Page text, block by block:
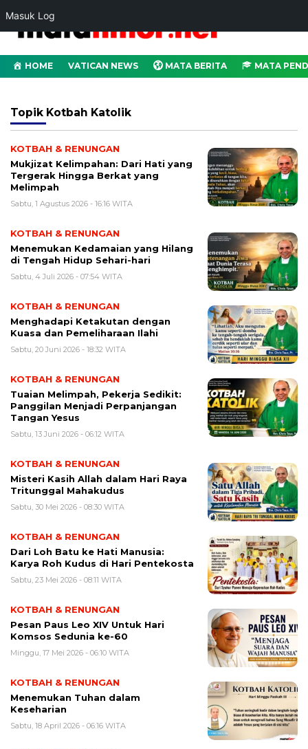
Masuk Log
HOME VATICAN NEWS MATA BERITA MATA
Topik Kotbah Katolik
KOTBAH & RENUNGAN
Mukjizat Kelimpahan: Dari Hati yang
Tergerak Hingga Berkat yang
Melimpah
Sabtu, 1 Agustus 2026 - 16:16 WITA
KOTBAH & RENUNGAN
Menemukan Kedamaian yang Hilang
di Tengah Hidup Sehari-hari
Sabtu, 4 Juli 2026 - 07:54 WITA
KOTBAH & RENUNGAN
Menghadapi Ketakutan dengan
Kuasa dan Pemeliharaan Ilahi
Sabtu, 20 Juni 2026 - 18:32 WITA
KOTBAH & RENUNGAN
Tuaian Melimpah, Pekerja Sedikit:
Panggilan Menjadi Perpanjangan
Tangan Yesus
Sabtu, 13 Juni 2026 - 06:12 WITA
KOTBAH & RENUNGAN
Misteri Kasih Allah dalam Hari Raya
Tritunggal Mahakudus
Sabtu, 30 Mei 2026 - 08:30 WITA
KOTBAH & RENUNGAN
Dari Loh Batu ke Hati Manusia:
Karya Roh Kudus di Hari Pentekosta
Sabtu, 23 Mei 2026 - 08:11 WITA
KOTBAH & RENUNGAN
Pesan Paus Leo XIV Untuk Hari
Komsos Sedunia ke-60
Minggu, 17 Mei 2026 - 06:10 WITA
KOTBAH & RENUNGAN
Menemukan Tuhan dalam
Keseharian
Sabtu, 18 April 2026 - 06:16 WITA